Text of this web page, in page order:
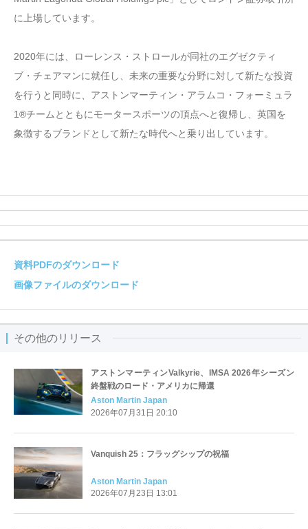
に上場しています。
2020年には、ローレンス・ストロールが同社のエグゼクティ
ブ・チェアマンに就任し、未来の重要な分野に対して新たな投資
を行うと同時に、アストンマーティン・アラムコ・フォーミュラ
1®チームとともにモータースポーツの頂点へと復帰し、英国を
象徴するブランドとして新たな時代へと乗り出しています。
資料PDFのダウンロード
画像ファイルのダウンロード
その他のリリース
アストンマーティンValkyrie、IMSA 2026年シーズン
終盤戦のロード・アメリカに帰還
Aston Martin Japan
2026年07月31日 20:10
Vanquish 25：フラッグシップの祝福
Aston Martin Japan
2026年07月23日 13:01